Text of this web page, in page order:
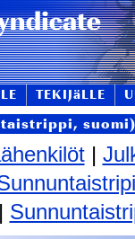
TEKIJäLLE
suomi)
|
|